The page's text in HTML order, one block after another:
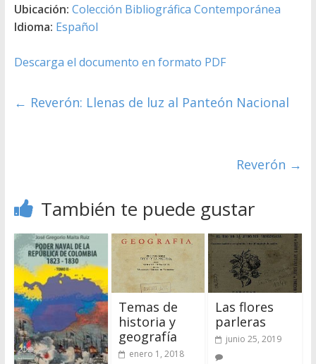
Ubicación: Colección Bibliográfica Contemporánea
Idioma: Español
Descarga el documento en formato PDF
← Reverón: Llenas de luz al Panteón Nacional
Reverón →
También te puede gustar
Temas de
historia y
geografía
enero 1, 2018
Las flores
parleras
junio 25, 2019